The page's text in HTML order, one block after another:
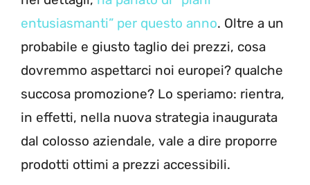
entusiasmanti” per questo anno. Oltre a un
probabile e giusto taglio dei prezzi, cosa
dovremmo aspettarci noi europei? qualche
succosa promozione? Lo speriamo: rientra,
in effetti, nella nuova strategia inaugurata
dal colosso aziendale, vale a dire proporre
prodotti ottimi a prezzi accessibili.